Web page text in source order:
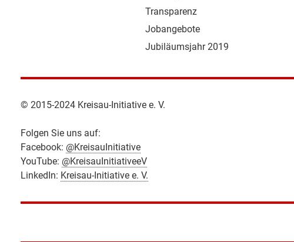
Transparenz
Jobangebote
Jubiläumsjahr 2019
© 2015-2024 Kreisau-Initiative e. V.
Folgen Sie uns auf:
Facebook: @KreisauInitiative
YouTube: @KreisauInitiativeeV
LinkedIn: Kreisau-Initiative e. V.